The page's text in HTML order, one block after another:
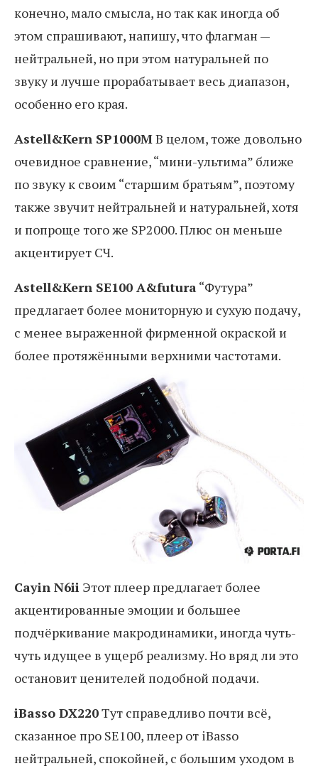
конечно, мало смысла, но так как иногда об
этом спрашивают, напишу, что флагман —
нейтральней, но при этом натуральней по
звуку и лучше прорабатывает весь диапазон,
особенно его края.
Astell&Kern SP1000MВ целом, тоже довольно
очевидное сравнение, “мини-ультима” ближе
по звуку к своим “старшим братьям”, поэтому
также звучит нейтральней и натуральней, хотя
и попроще того же SP2000. Плюс он меньше
акцентирует СЧ.
Astell&Kern SE100 A&futura “Футура”
предлагает более мониторную и сухую подачу,
с менее выраженной фирменной окраской и
более протяжёнными верхними частотами.
Cayin N6ii Этот плеер предлагает более
акцентированные эмоции и большее
подчёркивание макродинамики, иногда чуть-
чуть идущее в ущерб реализму. Но вряд ли это
остановит ценителей подобной подачи.
iBasso DX220Тут справедливо почти всё,
сказанное про SE100, плеер от iBasso
нейтральней, спокойней, с большим уходом в